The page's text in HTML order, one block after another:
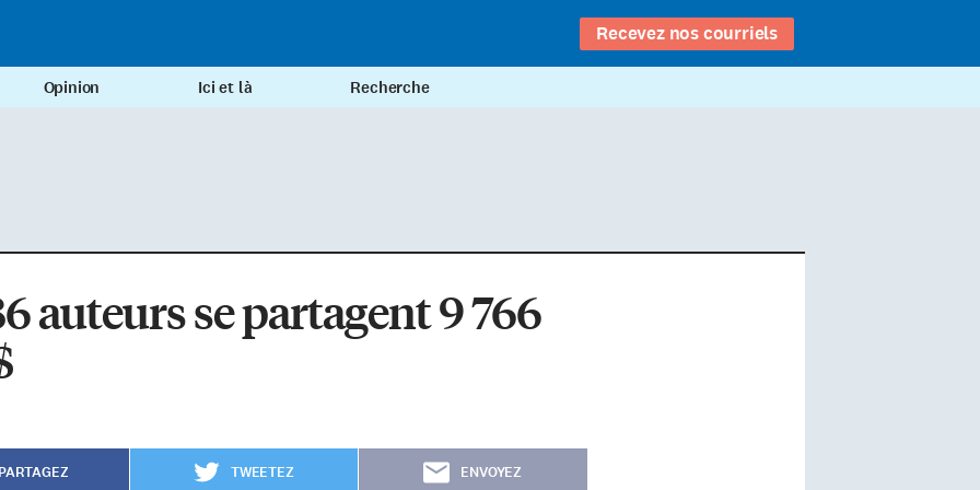
Recevez nos courriels
Opinion Ici et là Recherche
auteurs se partagent 9 766
TWEETEZ ENVOYEZ